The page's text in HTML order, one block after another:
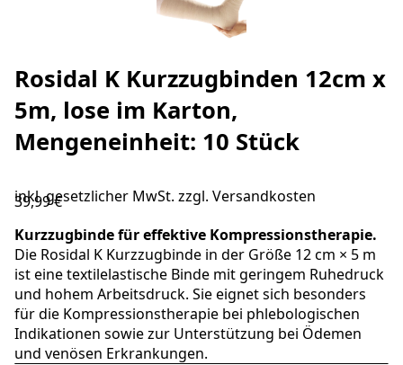
Rosidal K Kurzzugbinden 12cm x
5m, lose im Karton,
Mengeneinheit: 10 Stück
inkl. gesetzlicher MwSt. zzgl. Versandkosten
39,99 €
Kurzzugbinde für effektive Kompressionstherapie.
Die Rosidal K Kurzzugbinde in der Größe 12 cm × 5 m
ist eine textilelastische Binde mit geringem Ruhedruck
und hohem Arbeitsdruck. Sie eignet sich besonders
für die Kompressionstherapie bei phlebologischen
Indikationen sowie zur Unterstützung bei Ödemen
und venösen Erkrankungen.